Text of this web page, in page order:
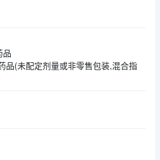
品
品(未配定剂量或非零售包装,混合指